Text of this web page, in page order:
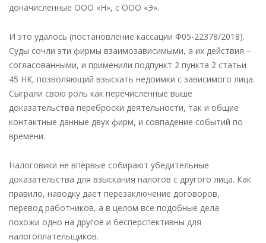
доначисленные ООО «Н», с ООО «Э».
И это удалось (постановление кассации Ф05-22378/2018).
Суды сочли эти фирмы взаимозависимыми, а их действия –
согласованными, и применили подпункт 2 пункта 2 статьи
45 НК, позволяющий взыскать недоимки с зависимого лица.
Сыграли свою роль как перечисленные выше
доказательства переброски деятельности, так и общие
контактные данные двух фирм, и совпадение событий по
времени.
Налоговики не впервые собирают убедительные
доказательства для взыскания налогов с другого лица. Как
правило, наводку дает перезаключение договоров,
перевод работников, а в целом все подобные дела
похожи одно на другое и бесперспективны для
налогоплательщиков.